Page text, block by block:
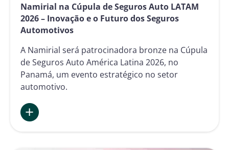
Namirial na Cúpula de Seguros Auto LATAM
2026 – Inovação e o Futuro dos Seguros
Automotivos
A Namirial será patrocinadora bronze na Cúpula
de Seguros Auto América Latina 2026, no
Panamá, um evento estratégico no setor
automotivo.
Namirial